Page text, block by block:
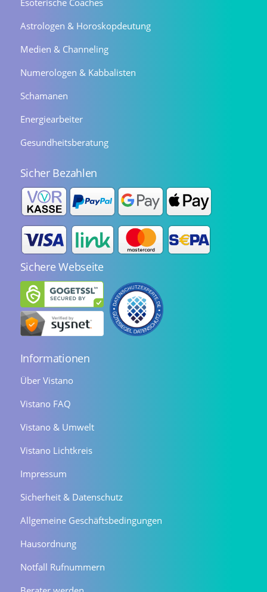
Esoterische Coaches
Astrologen & Horoskopdeutung
Medien & Channeling
Numerologen & Kabbalisten
Schamanen
Energiearbeiter
Gesundheitsberatung
Sicher Bezahlen
Sichere Webseite
Informationen
Über Vistano
Vistano FAQ
Vistano & Umwelt
Vistano Lichtkreis
Impressum
Sicherheit & Datenschutz
Allgemeine Geschäftsbedingungen
Hausordnung
Notfall Rufnummern